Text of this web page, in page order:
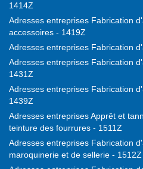
1414Z
Adresses entreprises Fabrication
accessoires - 1419Z
Adresses entreprises Fabrication
Adresses entreprises Fabrication
1431Z
Adresses entreprises Fabrication
1439Z
Adresses entreprises Apprêt et
teinture des fourrures - 1511Z
Adresses entreprises Fabrication
maroquinerie et de sellerie - 1512Z